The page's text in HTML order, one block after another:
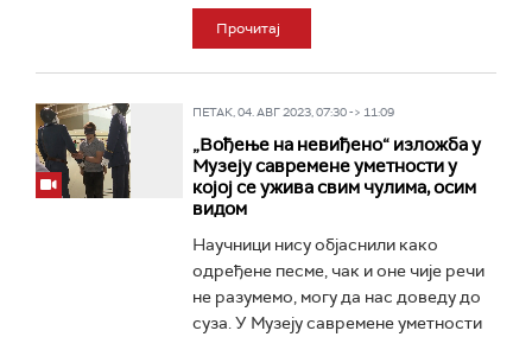
Прочитај
ПЕТАК, 04. АВГ 2023, 07:30 -> 11:09
„Вођење на невиђено“ изложба у
Музеју савремене уметности у
којој се ужива свим чулима, осим
видом
Научници нису објаснили како
одређене песме, чак и оне чије речи
не разумемо, могу да нас доведу до
суза. У Музеју савремене уметности